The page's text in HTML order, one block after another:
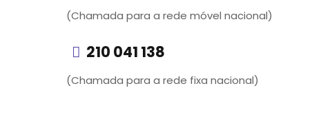
(Chamada para a rede móvel nacional)
210 041 138
(Chamada para a rede fixa nacional)